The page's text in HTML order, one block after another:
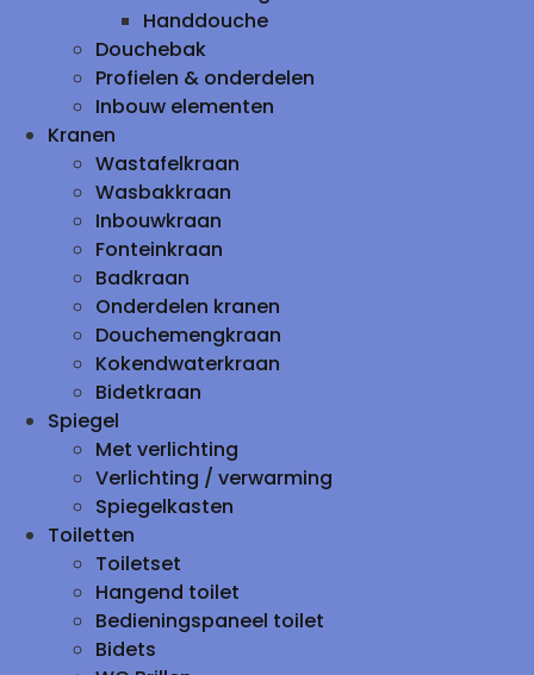
Handdouche
Douchebak
Profielen & onderdelen
Inbouw elementen
Kranen
Wastafelkraan
Wasbakkraan
Inbouwkraan
Fonteinkraan
Badkraan
Onderdelen kranen
Douchemengkraan
Kokendwaterkraan
Bidetkraan
Spiegel
Met verlichting
Verlichting / verwarming
Spiegelkasten
Toiletten
Toiletset
Hangend toilet
Bedieningspaneel toilet
Bidets